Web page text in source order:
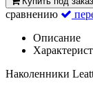
сравнению
Описание
Наколенники